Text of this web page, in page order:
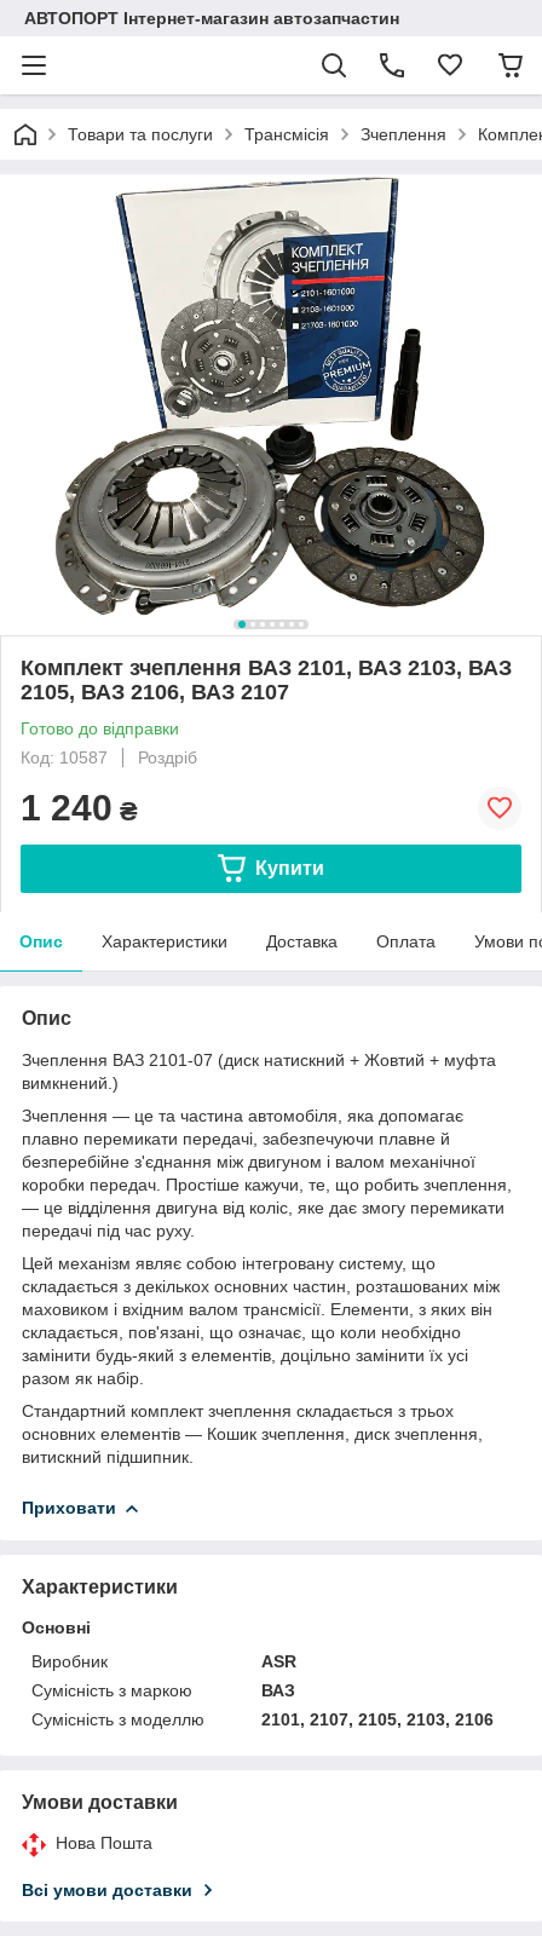
АВТОПОРТ Інтернет-магазин автозапчастин
Товари та послуги Трансмісія Зчеплення
Комплект зчеплення ВАЗ 2101, ВАЗ 2103, ВАЗ
2105, ВАЗ 2106, ВАЗ 2107
Готово до відправки
Код: 10587
Роздріб
1 240 ₴
Купити
Опис Характеристики Доставка Оплата Умови
Опис
Зчеплення ВАЗ 2101-07 (диск натискний + Жовтий + муфта
вимкнений.)
Зчеплення — це та частина автомобіля, яка допомагає
плавно перемикати передачі, забезпечуючи плавне й
безперебійне з'єднання між двигуном і валом механічної
коробки передач. Простіше кажучи, те, що робить зчеплення,
— це відділення двигуна від коліс, яке дає змогу перемикати
передачі під час руху.
Цей механізм являє собою інтегровану систему, що
складається з декількох основних частин, розташованих між
маховиком і вхідним валом трансмісії. Елементи, з яких він
складається, пов'язані, що означає, що коли необхідно
замінити будь-який з елементів, доцільно замінити їх усі
разом як набір.
Стандартний комплект зчеплення складається з трьох
основних елементів — Кошик зчеплення, диск зчеплення,
витискний підшипник.
Приховати
Характеристики
Основні
Виробник
ASR
Сумісність з маркою
ВАЗ
Сумісність з моделлю
2101, 2107, 2105, 2103, 2106
Умови доставки
Нова Пошта
Всі умови доставки